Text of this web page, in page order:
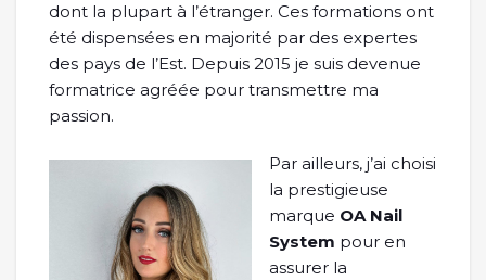
dont la plupart à l’étranger. Ces formations ont
été dispensées en majorité par des expertes
des pays de l’Est. Depuis 2015 je suis devenue
formatrice agréée pour transmettre ma
passion.
Par ailleurs, j’ai choisi
la prestigieuse
marque OA Nail
System pour en
assurer la